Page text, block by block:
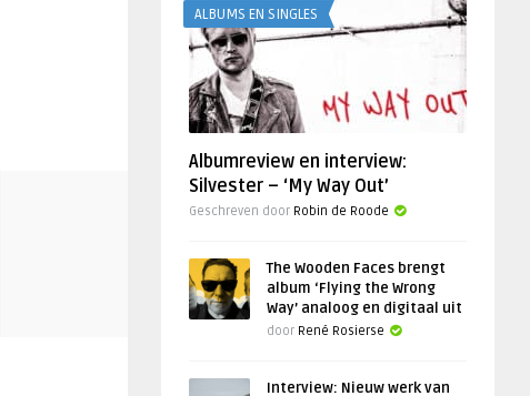
ALBUMS EN SINGLES
Albumreview en interview:
Silvester – ‘My Way Out’
Geschreven door Robin de Roode
The Wooden Faces brengt
album ‘Flying the Wrong
Way’ analoog en digitaal uit
door René Rosierse
Interview: Nieuw werk van